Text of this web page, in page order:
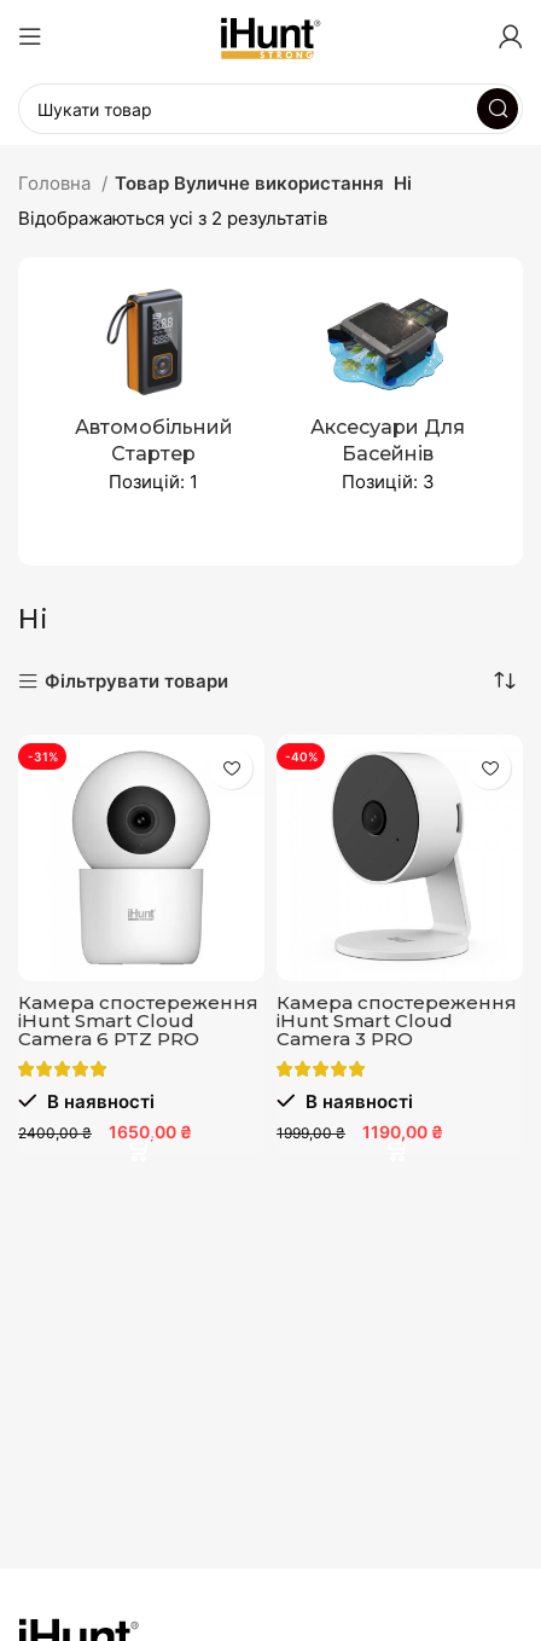
Головна Товар Вуличне використання Ні
Відображаються усі з 2 результатів
Автомобільний
Стартер
Позицій: 1
Аксесуари Для
Басейнів
Позицій: 3
Ні
Фільтрувати товари
-31%
Камера спостереження
iHunt Smart Cloud
Camera 6 PTZ PRO
В наявності
2400,00 ₴ 1650,00 ₴
-40%
Камера спостереження
iHunt Smart Cloud
Camera 3 PRO
В наявності
1999,00 ₴ 1190,00 ₴